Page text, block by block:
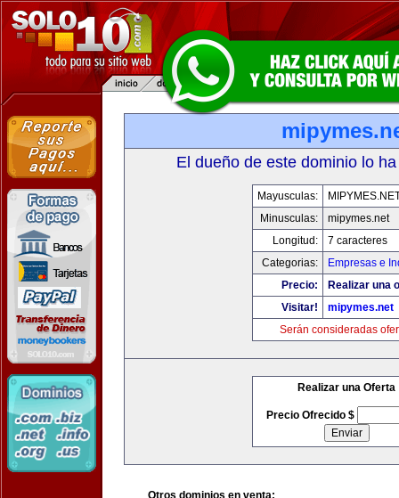
El dueño de este dominio lo
Mayusculas:
Minusculas:
mipymes.net
Longitud:
7 caracteres
Categorias:
Empresas e
Precio:
Realizar una
Visitar!
mipymes.net
Serán consideradas
Realizar una Oferta
Precio Ofrecido $
Otros dominios en venta: